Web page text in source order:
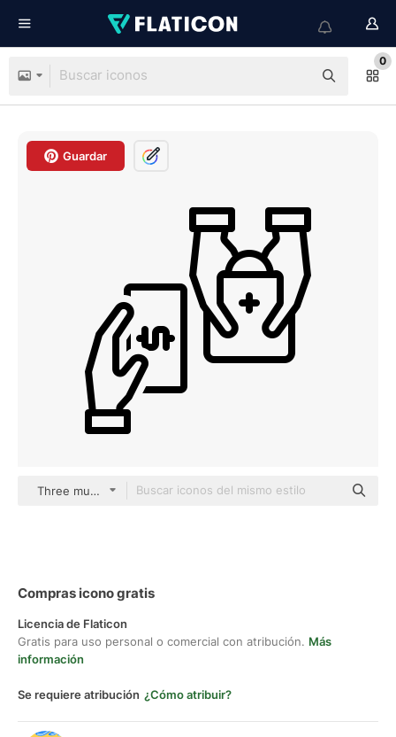
0
Guardar
Three musketeers outline
Compras icono gratis
Licencia de Flaticon
Gratis para uso personal o comercial con atribución. Más
información
Se requiere atribución ¿Cómo atribuir?